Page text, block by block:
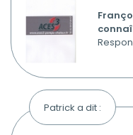
Patrick a dit :